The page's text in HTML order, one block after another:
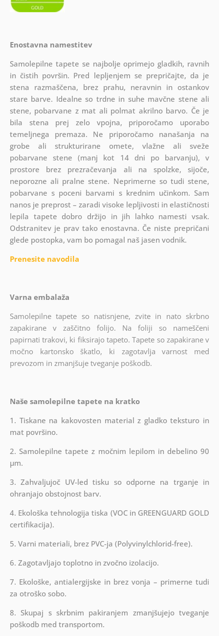
Enostavna namestitev
Samolepilne tapete se najbolje oprimejo gladkih, ravnih
in čistih površin. Pred lepljenjem se prepričajte, da je
stena razmaščena, brez prahu, neravnin in ostankov
stare barve. Idealne so trdne in suhe mavčne stene ali
stene, pobarvane z mat ali polmat akrilno barvo. Če je
bila stena prej zelo vpojna, priporočamo uporabo
temeljnega premaza. Ne priporočamo nanašanja na
grobe ali strukturirane omete, vlažne ali sveže
pobarvane stene (manj kot 14 dni po barvanju), v
prostore brez prezračevanja ali na spolzke, sijoče,
neporozne ali pralne stene. Neprimerne so tudi stene,
pobarvane s poceni barvami s krednim učinkom. Sam
nanos je preprost – zaradi visoke lepljivosti in elastičnosti
lepila tapete dobro držijo in jih lahko namesti vsak.
Odstranitev je prav tako enostavna. Če niste prepričani
glede postopka, vam bo pomagal naš jasen vodnik.
Prenesite navodila
Varna embalaža
Samolepilne tapete so natisnjene, zvite in nato skrbno
zapakirane v zaščitno folijo. Na foliji so nameščeni
papirnati trakovi, ki fiksirajo tapeto. Tapete so zapakirane v
močno kartonsko škatlo, ki zagotavlja varnost med
prevozom in zmanjšuje tveganje poškodb.
Naše samolepilne tapete na kratko
1. Tiskane na kakovosten material z gladko teksturo in
mat površino.
2. Samolepilne tapete z močnim lepilom in debelino 90
µm.
3. Zahvaljujoč UV-led tisku so odporne na trganje in
ohranjajo obstojnost barv.
4. Ekološka tehnologija tiska (VOC in GREENGUARD GOLD
certifikacija).
5. Varni materiali, brez PVC-ja (Polyvinylchlorid-free).
6. Zagotavljajo toplotno in zvočno izolacijo.
7. Ekološke, antialergijske in brez vonja – primerne tudi
za otroško sobo.
8. Skupaj s skrbnim pakiranjem zmanjšujejo tveganje
poškodb med transportom.